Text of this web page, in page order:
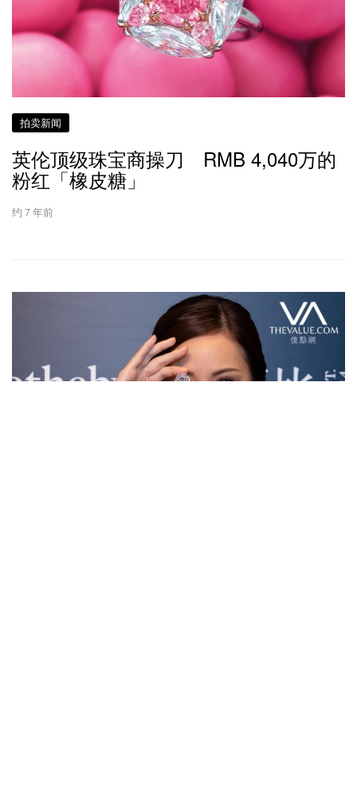
拍卖新闻
英伦顶级珠宝商操刀 RMB 4,040万的
粉红「橡皮糖」
约 7 年前